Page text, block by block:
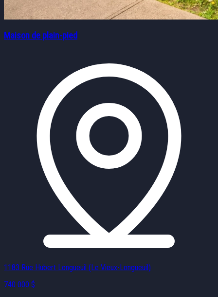
Maison de plain-pied
1183 Rue Hubert Longueuil (Le Vieux-Longueuil)
740 000 $